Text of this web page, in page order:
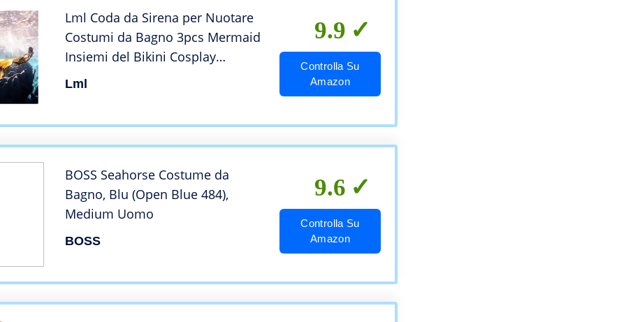
Lml Coda da Sirena per Nuotare
Costumi da Bagno 3pcs Mermaid
Insiemi del Bikini Cosplay
Costume da Sirena Bambina
Lml
9.9
Controlla Su
Amazon
BOSS Seahorse Costume da
Bagno, Blu (Open Blue 484),
Medium Uomo
BOSS
9.6
Controlla Su
Amazon